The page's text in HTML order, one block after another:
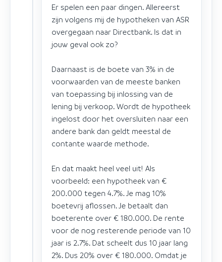
Er spelen een paar dingen. Allereerst
zijn volgens mij de hypotheken van ASR
overgegaan naar Directbank. Is dat in
jouw geval ook zo?
Daarnaast is de boete van 3% in de
voorwaarden van de meeste banken
van toepassing bij inlossing van de
lening bij verkoop. Wordt de hypotheek
ingelost door het oversluiten naar een
andere bank dan geldt meestal de
contante waarde methode.
En dat maakt heel veel uit! Als
voorbeeld: een hypotheek van €
200.000 tegen 4.7%. Je mag 10%
boetevrij aflossen. Je betaalt dan
boeterente over € 180.000. De rente
voor de nog resterende periode van 10
jaar is 2.7%. Dat scheelt dus 10 jaar lang
2%. Dus 20% over € 180.000. Omdat je